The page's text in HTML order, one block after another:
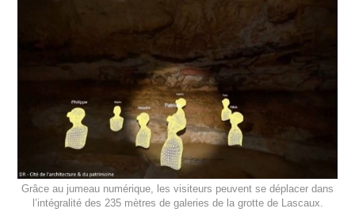
Grâce au jumeau numérique, les visiteurs peuvent se déplacer dans
l’intégralité des 235 mètres de galeries de la grotte de Lascaux.